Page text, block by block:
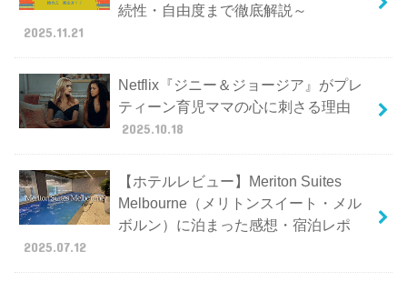
続性・自由度まで徹底解説～
2025.11.21
Netflix『ジニー＆ジョージア』がプレ
ティーン育児ママの心に刺さる理由
2025.10.18
【ホテルレビュー】Meriton Suites
Melbourne（メリトンスイート・メル
ボルン）に泊まった感想・宿泊レポ
2025.07.12